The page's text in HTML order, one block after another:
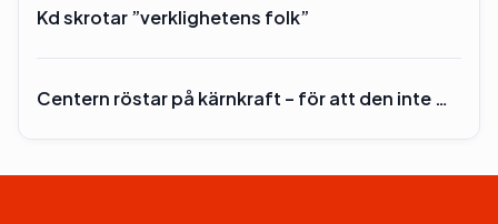
Kd skrotar ”verklighetens folk”
Centern röstar på kärnkraft – för att den inte …